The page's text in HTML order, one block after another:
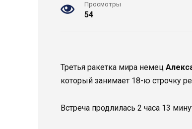
Просмотры
54
Третья ракетка мира немец
который занимает 18-ю строчку
Встреча продлилась 2 часа 13